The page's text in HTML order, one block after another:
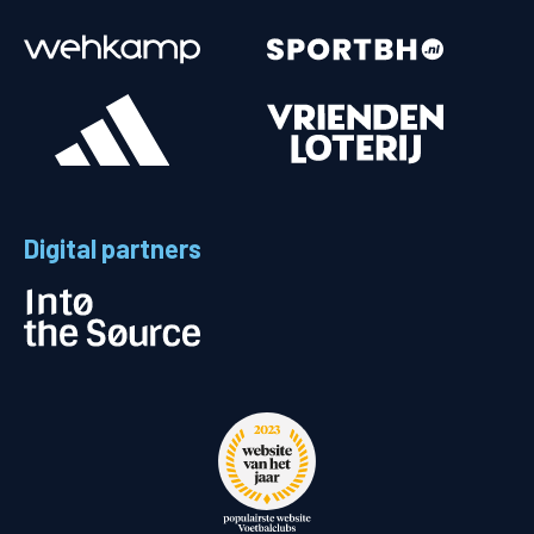
Digital partners